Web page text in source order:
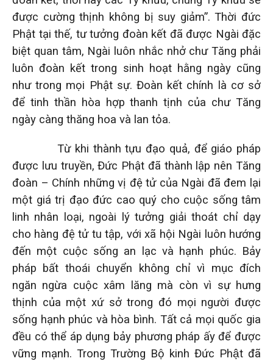
được cường thịnh không bị suy giảm”. Thời đức
Phật tại thế, tư tưởng đoàn kết đã được Ngài đặc
biệt quan tâm, Ngài luôn nhắc nhở chư Tăng phải
luôn đoàn kết trong sinh hoạt hằng ngày cũng
như trong mọi Phật sự. Đoàn kết chính là cơ sở
để tinh thần hòa hợp thanh tịnh của chư Tăng
ngày càng thăng hoa và lan tỏa.
Từ khi thành tựu đạo quả, để giáo pháp
được lưu truyền, Đức Phật đã thành lập nên Tăng
đoàn – Chính những vị đệ tử của Ngài đã đem lại
một giá trị đạo đức cao quý cho cuộc sống tâm
linh nhân loại, ngoài lý tưởng giải thoát chỉ dạy
cho hàng đệ tử tu tập, với xã hội Ngài luôn hướng
đến một cuộc sống an lạc và hạnh phúc. Bảy
pháp bất thoái chuyển không chỉ vì mục đích
ngăn ngừa cuộc xâm lăng mà còn vì sự hưng
thịnh của một xứ sở trong đó mọi người được
sống hạnh phúc và hòa bình. Tất cả mọi quốc gia
đều có thể áp dụng bảy phương pháp ấy để được
vững mạnh. Trong Trường Bộ kinh Đức Phật đã